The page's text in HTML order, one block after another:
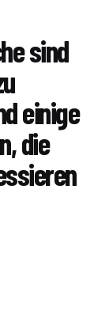
sind
einige
die